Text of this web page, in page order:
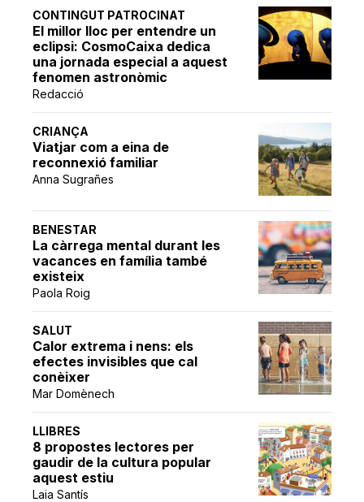
CONTINGUT PATROCINAT
El millor lloc per entendre un
eclipsi: CosmoCaixa dedica
una jornada especial a aquest
fenomen astronòmic
Redacció
CRIANÇA
Viatjar com a eina de
reconnexió familiar
Anna Sugrañes
BENESTAR
La càrrega mental durant les
vacances en família també
existeix
Paola Roig
SALUT
Calor extrema i nens: els
efectes invisibles que cal
conèixer
Mar Domènech
LLIBRES
8 propostes lectores per
gaudir de la cultura popular
aquest estiu
Laia Santís